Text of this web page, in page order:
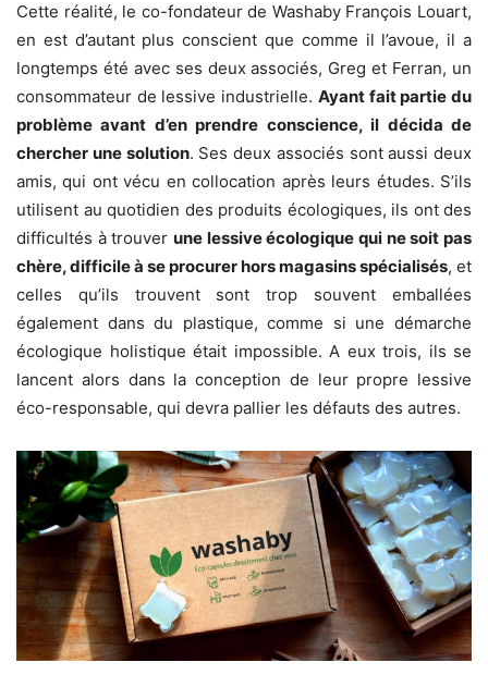
Cette réalité, le co-fondateur de Washaby François Louart,
en est d’autant plus conscient que comme il l’avoue, il a
longtemps été avec ses deux associés, Greg et Ferran, un
consommateur de lessive industrielle. Ayant fait partie du
problème avant d’en prendre conscience, il décida de
chercher une solution. Ses deux associés sont aussi deux
amis, qui ont vécu en collocation après leurs études. S’ils
utilisent au quotidien des produits écologiques, ils ont des
difficultés à trouver une lessive écologique qui ne soit pas
chère, difficile à se procurer hors magasins spécialisés, et
celles qu’ils trouvent sont trop souvent emballées
également dans du plastique, comme si une démarche
écologique holistique était impossible. A eux trois, ils se
lancent alors dans la conception de leur propre lessive
éco-responsable, qui devra pallier les défauts des autres.